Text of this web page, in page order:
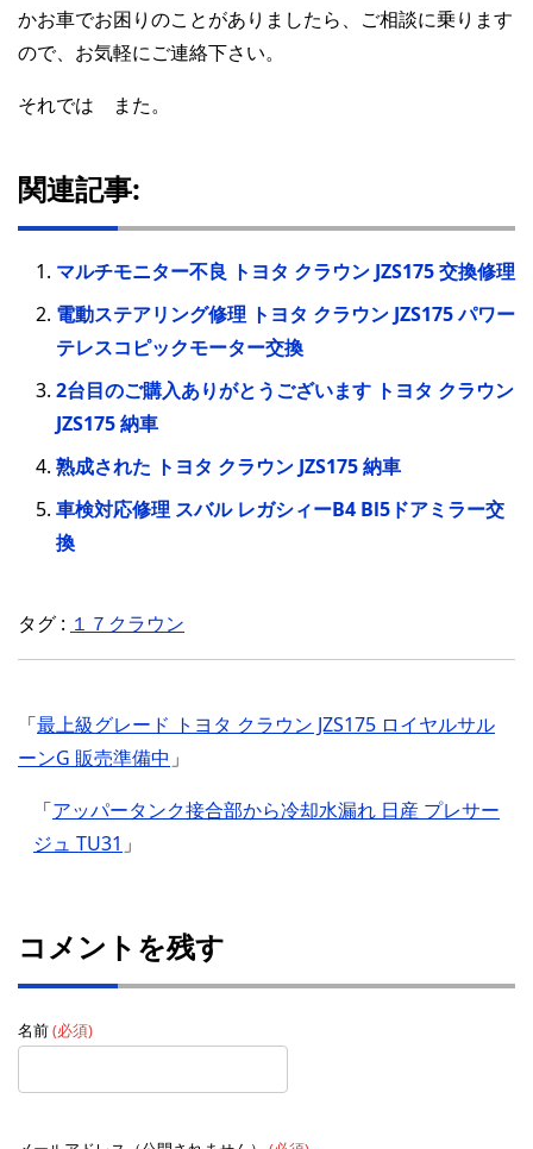
かお車でお困りのことがありましたら、ご相談に乗ります
ので、お気軽にご連絡下さい。
それでは また。
関連記事:
マルチモニター不良 トヨタ クラウン JZS175 交換修理
電動ステアリング修理 トヨタ クラウン JZS175 パワー
テレスコピックモーター交換
2台目のご購入ありがとうございます トヨタ クラウン
JZS175 納車
熟成された トヨタ クラウン JZS175 納車
車検対応修理 スバル レガシィーB4 Bl5ドアミラー交
換
タグ : １７クラウン
「最上級グレード トヨタ クラウン JZS175 ロイヤルサル
ーンG 販売準備中 」
「アッパータンク接合部から冷却水漏れ 日産 プレサー
ジュ TU31 」
コメントを残す
名前(必須)